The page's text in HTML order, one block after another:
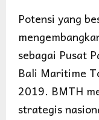
Potensi yang
sebagai Pusat
Bali Maritime
2019. BMTH
strategis